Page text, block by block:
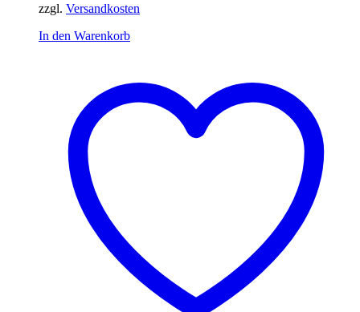
zzgl. Versandkosten
In den Warenkorb